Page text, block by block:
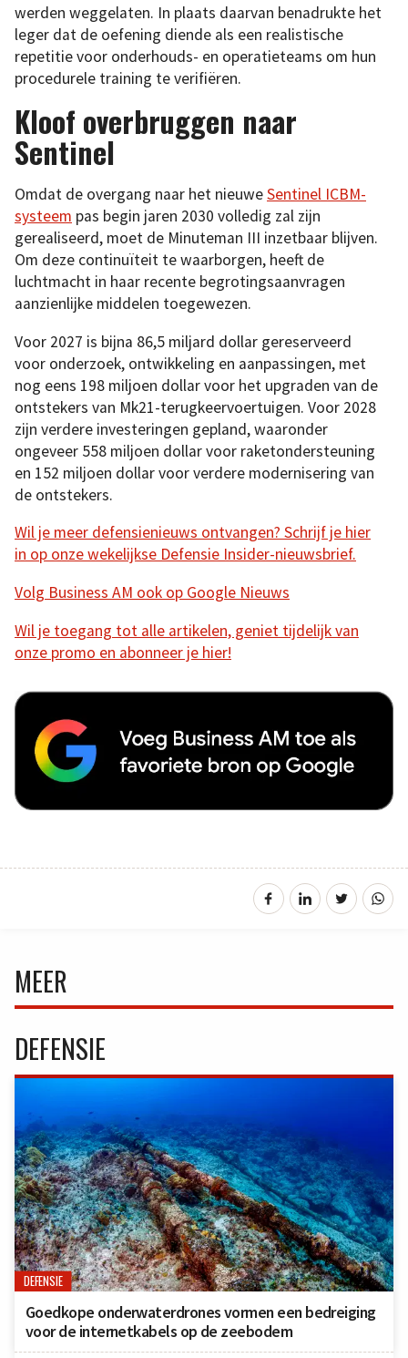
werden weggelaten. In plaats daarvan benadrukte het
leger dat de oefening diende als een realistische
repetitie voor onderhouds- en operatieteams om hun
procedurele training te verifiëren.
Kloof overbruggen naar
Sentinel
Omdat de overgang naar het nieuweSentinel ICBM-
systeem pas begin jaren 2030 volledig zal zijn
gerealiseerd, moet de Minuteman III inzetbaar blijven.
Om deze continuïteit te waarborgen, heeft de
luchtmacht in haar recente begrotingsaanvragen
aanzienlijke middelen toegewezen.
Voor 2027 is bijna 86,5 miljard dollar gereserveerd
voor onderzoek, ontwikkeling en aanpassingen, met
nog eens 198 miljoen dollar voor het upgraden van de
ontstekers van Mk21-terugkeervoertuigen. Voor 2028
zijn verdere investeringen gepland, waaronder
ongeveer 558 miljoen dollar voor raketondersteuning
en 152 miljoen dollar voor verdere modernisering van
de ontstekers.
Wil je meer defensienieuws ontvangen? Schrijf je hier
in op onze wekelijkse Defensie Insider-nieuwsbrief.
Volg Business AM ook op Google Nieuws
Wil je toegang tot alle artikelen, geniet tijdelijk van
onze promo en abonneer je hier!
MEER
DEFENSIE
DEFENSIE
Goedkope onderwaterdrones vormen een bedreiging
voor de internetkabels op de zeebodem